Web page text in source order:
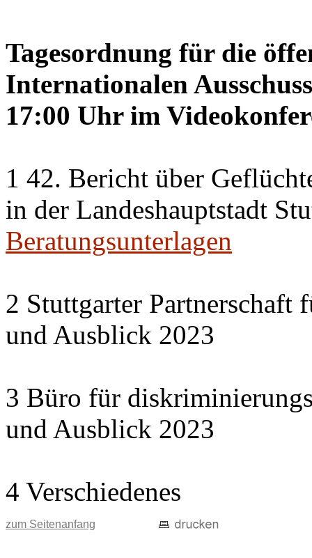
Tagesordnung für die
Internationalen
17:00 Uhr im
1 42. Bericht über
in der Landeshauptstadt
Beratungsunterlagen
2 Stuttgarter Partnerschaft
und Ausblick 2023
3 Büro für
und Ausblick 2023
4 Verschiedenes
zum Seitenanfang